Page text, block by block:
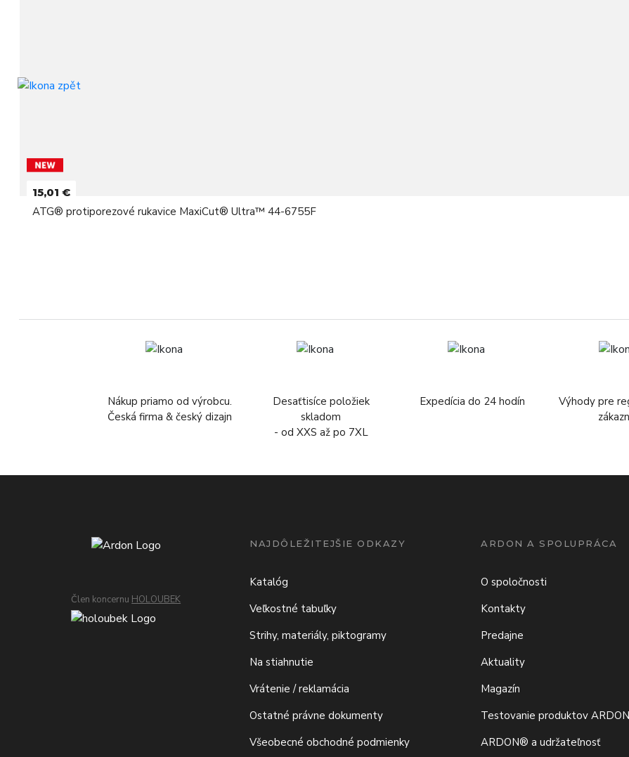
15,01 €
ATG® protiporezové rukavice MaxiCut® Ultra™ 44-6755F
Nákup priamo od výrobcu.
Česká firma & český dizajn
Desaťtisíce položiek
skladom
- od XXS až po 7XL
Expedícia do 24 hodín
Výhody pre
Člen koncernu HOLOUBEK
NAJDÔLEŽITEJŠIE ODKAZY
Katalóg
Veľkostné tabuľky
Strihy, materiály, piktogramy
Na stiahnutie
Vrátenie / reklamácia
Ostatné právne dokumenty
Všeobecné obchodné podmienky
ARDON A SPOLUPRÁCA
O spoločnosti
Kontakty
Predajne
Aktuality
Magazín
Testovanie produktov
ARDON® a udržateľnosť